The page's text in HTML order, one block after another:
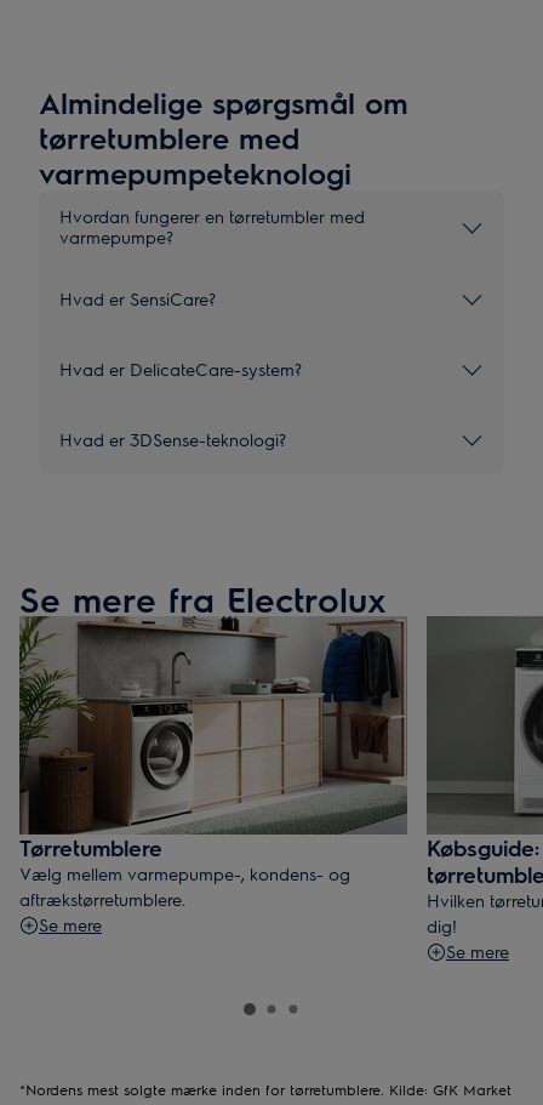
Almindelige spørgsmål om
tørretumblere med
varmepumpeteknologi
Hvordan fungerer en tørretumbler med
varmepumpe?
Hvad er SensiCare?
Hvad er DelicateCare-system?
Hvad er 3DSense-teknologi?
Se mere fra Electrolux
Tørretumblere
Vælg mellem varmepumpe-, kondens- og
aftrækstørretumblere.
Se mere
Hvilken
dig!
Se mere
*Nordens mest solgte mærke inden for tørretumblere. Kilde: GfK Market